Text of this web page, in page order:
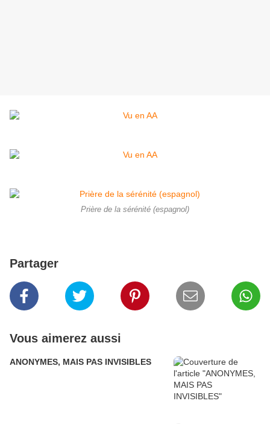
Prière de la sérénité (espagnol)
Partager
Vous aimerez aussi
ANONYMES, MAIS PAS INVISIBLES